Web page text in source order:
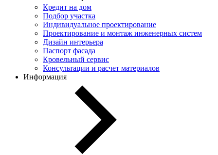
Кредит на дом
Подбор участка
Индивидуальное проектирование
Проектирование и монтаж инженерных систем
Дизайн интерьера
Паспорт фасада
Кровельный сервис
Консультации и расчет материалов
Информация